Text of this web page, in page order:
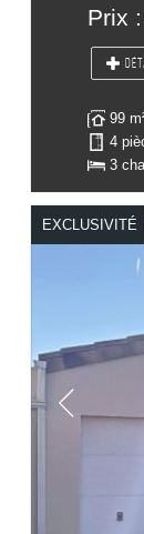
Prix
99
4
3
EXCLUSIVITÉ